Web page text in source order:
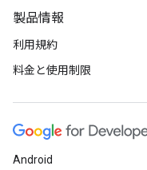
製品情報
利用規約
料金と使用制限
Android